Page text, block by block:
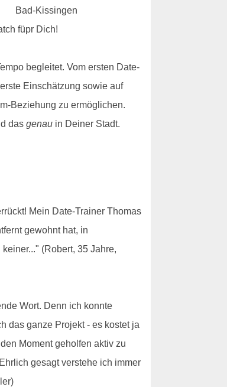
füpr Dich!
begleitet. Vom ersten Date-
Einschätzung sowie auf
Beziehung zu ermöglichen.
das genauin Deiner Stadt.
Mein Date-Trainer Thomas
gewohnt hat, in
(Robert, 35 Jahre,
Wort. Denn ich konnte
das ganze Projekt - es kostet ja
Moment geholfen aktiv zu
gesagt verstehe ich immer